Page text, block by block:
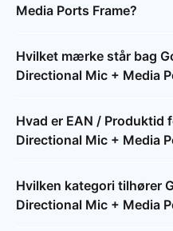
Media Ports Frame?
Hvilket mærke står bag
Directional Mic + Media
Hvad er EAN / Produktid
Directional Mic + Media
Hvilken kategori tilhører
Directional Mic + Media